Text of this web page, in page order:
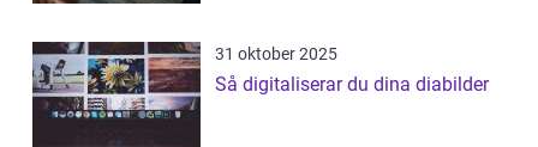
31 oktober 2025
Så digitaliserar du dina diabilder